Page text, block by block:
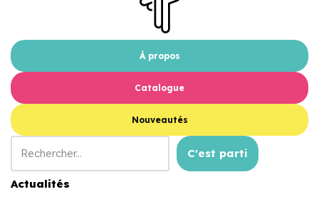
À propos
Catalogue
Nouveautés
C'est parti
Actualités